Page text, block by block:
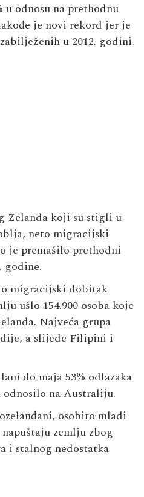
u odnosu na prethodnu
je novi rekord jer je
u 2012. godini.
Zelanda koji su stigli u
neto migracijski
je premašilo prethodni
godine.
migracijski dobitak
ušlo 154.900 osoba koje
Najveća grupa
a slijede Filipini i
do maja 53% odlazaka
odnosilo na Australiju.
osobito mladi
zemlju zbog
i stalnog nedostatka